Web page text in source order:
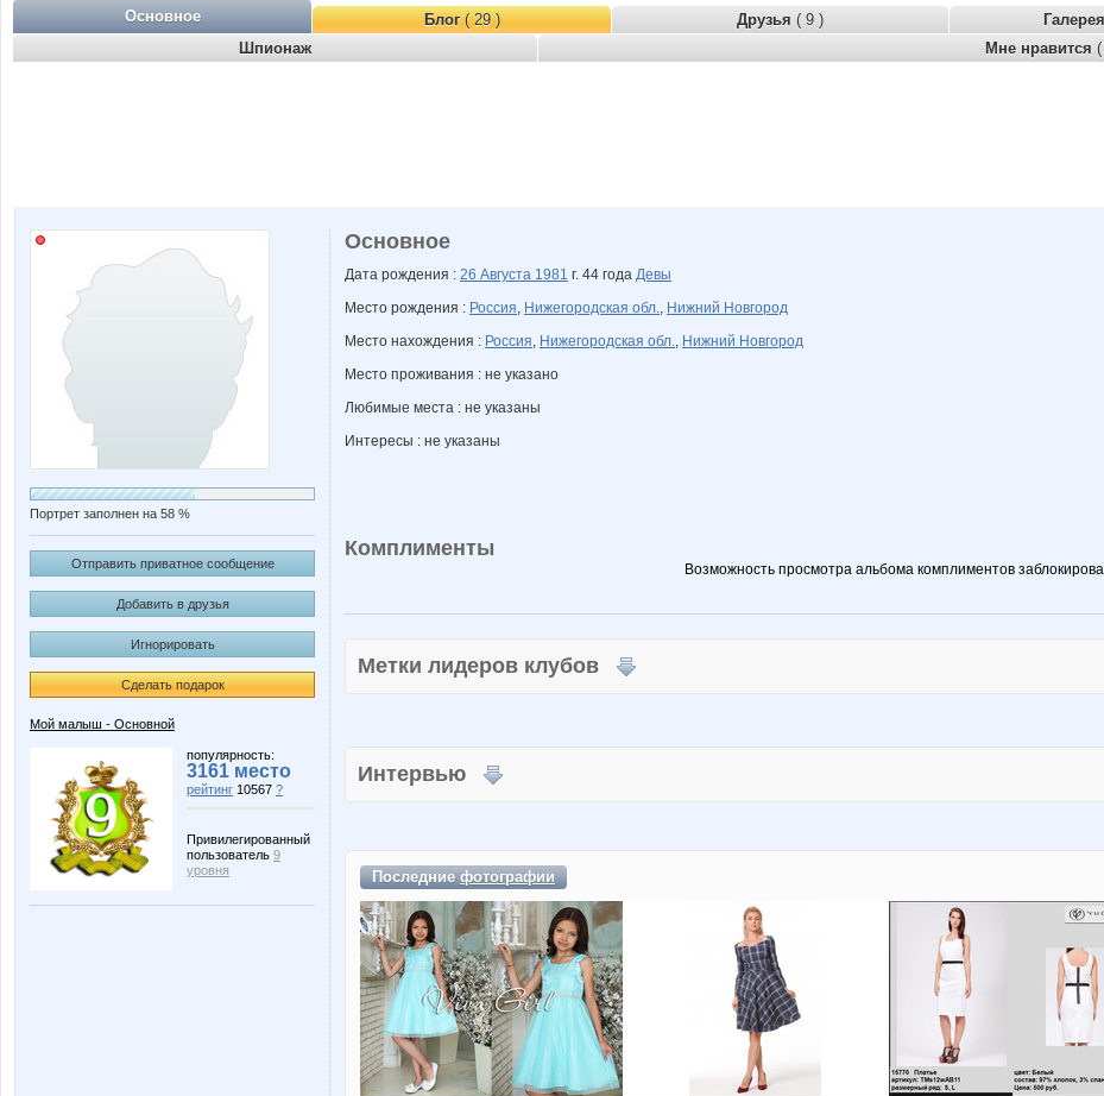
Основное Блог( 29 ) Друзья ( 9 ) Галерея
Шпионаж
Мне нравится
Портрет заполнен на 58 %
Отправить приватное сообщение
Добавить в друзья
Игнорировать
Сделать подарок
Мой малыш - Основной
популярность:
3161 место
рейтинг 10567 ?
Привилегированный
пользователь 9
уровня
Основное
Дата рождения : 26 Августа 1981 г. 44 года Девы
Место рождения : Россия, Нижегородская обл., Нижний Новгород
Место нахождения : Россия, Нижегородская обл., Нижний Новгород
Место проживания : не указано
Любимые места : не указаны
Интересы : не указаны
Комплименты
Возможность просмотра альбома комплиментов
Метки лидеров клубов
Интервью
Последниефотографии